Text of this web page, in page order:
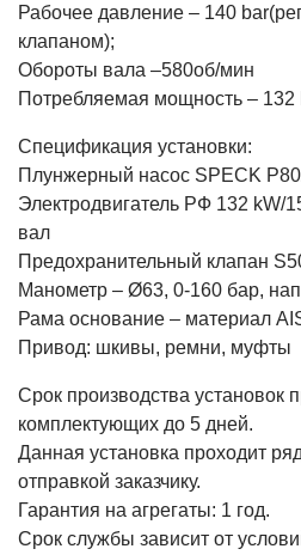
Рабочее давление – 140
клапаном);
Обороты вала –580об/мин
Потребляемая мощность – 132
Спецификация установки:
Плунжерный насос SPECK
Электродвигатель РФ 132 kW/
вал
Предохранительный клапан
Манометр – Ø63, 0-160 бар,
Рама основание – материал
Привод: шкивы, ремни, муфты
Срок производства установок
комплектующих до 5 дней.
Данная установка проходит
отправкой заказчику.
Гарантия на агрегаты: 1 год.
Срок службы зависит от